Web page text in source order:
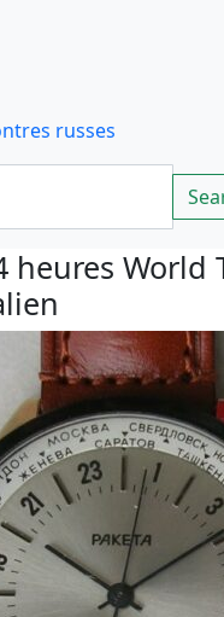
russes
heures World